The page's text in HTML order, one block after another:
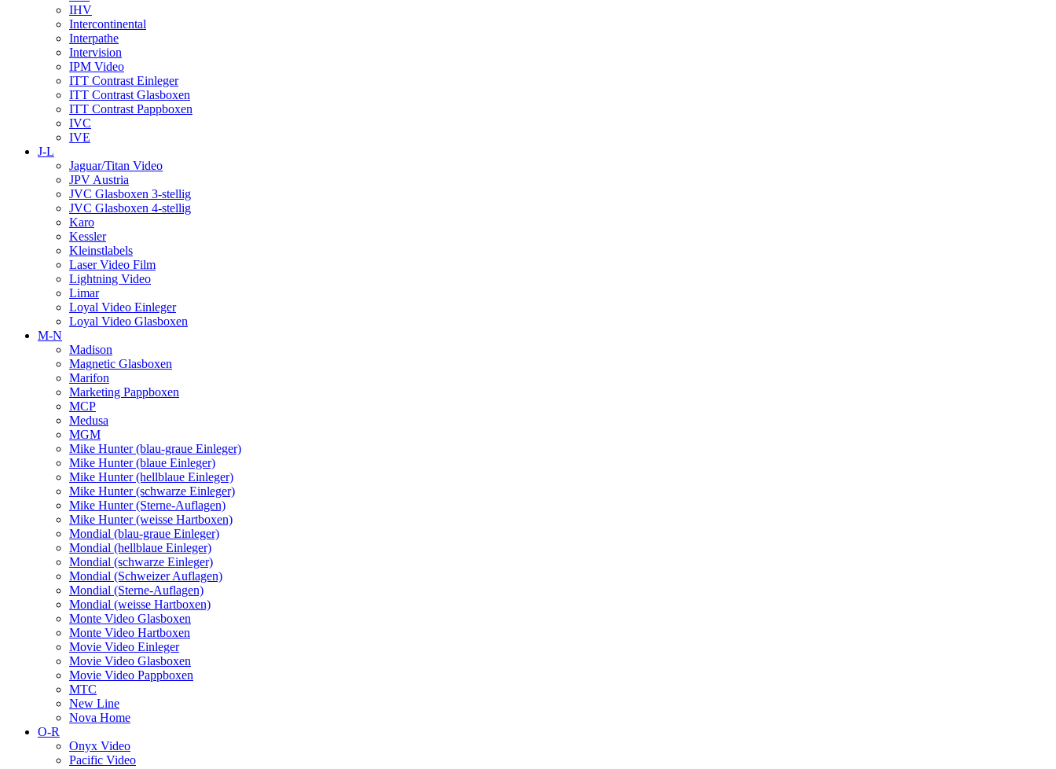
IHV
Intercontinental
Interpathe
Intervision
IPM Video
ITT Contrast Einleger
ITT Contrast Glasboxen
ITT Contrast Pappboxen
IVC
IVE
J-L
Jaguar/Titan Video
JPV Austria
JVC Glasboxen 3-stellig
JVC Glasboxen 4-stellig
Karo
Kessler
Kleinstlabels
Laser Video Film
Lightning Video
Limar
Loyal Video Einleger
Loyal Video Glasboxen
M-N
Madison
Magnetic Glasboxen
Marifon
Marketing Pappboxen
MCP
Medusa
MGM
Mike Hunter (blau-graue Einleger)
Mike Hunter (blaue Einleger)
Mike Hunter (hellblaue Einleger)
Mike Hunter (schwarze Einleger)
Mike Hunter (Sterne-Auflagen)
Mike Hunter (weisse Hartboxen)
Mondial (blau-graue Einleger)
Mondial (hellblaue Einleger)
Mondial (schwarze Einleger)
Mondial (Schweizer Auflagen)
Mondial (Sterne-Auflagen)
Mondial (weisse Hartboxen)
Monte Video Glasboxen
Monte Video Hartboxen
Movie Video Einleger
Movie Video Glasboxen
Movie Video Pappboxen
MTC
New Line
Nova Home
O-R
Onyx Video
Pacific Video